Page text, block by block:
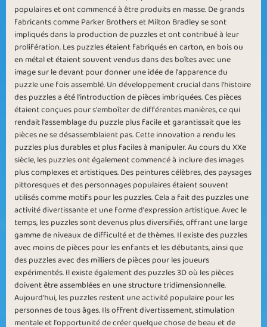
Complicated
Photos
Great Pictures
Puzzle Spin Puzzle 2 Win
Best Mates Star Quality
populaires et ont commencé à être produits en masse. De grands
fabricants comme Parker Brothers et Milton Bradley se sont
impliqués dans la production de puzzles et ont contribué à leur
prolifération. Les puzzles étaient fabriqués en carton, en bois ou
en métal et étaient souvent vendus dans des boîtes avec une
image sur le devant pour donner une idée de l'apparence du
puzzle une fois assemblé. Un développement crucial dans l'histoire
des puzzles a été l'introduction de pièces imbriquées. Ces pièces
étaient conçues pour s'emboîter de différentes manières, ce qui
rendait l'assemblage du puzzle plus facile et garantissait que les
pièces ne se désassemblaient pas. Cette innovation a rendu les
puzzles plus durables et plus faciles à manipuler. Au cours du XXe
siècle, les puzzles ont également commencé à inclure des images
plus complexes et artistiques. Des peintures célèbres, des paysages
pittoresques et des personnages populaires étaient souvent
utilisés comme motifs pour les puzzles. Cela a fait des puzzles une
activité divertissante et une forme d'expression artistique. Avec le
temps, les puzzles sont devenus plus diversifiés, offrant une large
gamme de niveaux de difficulté et de thèmes. Il existe des puzzles
avec moins de pièces pour les enfants et les débutants, ainsi que
des puzzles avec des milliers de pièces pour les joueurs
expérimentés. Il existe également des puzzles 3D où les pièces
doivent être assemblées en une structure tridimensionnelle.
Aujourd'hui, les puzzles restent une activité populaire pour les
personnes de tous âges. Ils offrent divertissement, stimulation
mentale et l'opportunité de créer quelque chose de beau et de